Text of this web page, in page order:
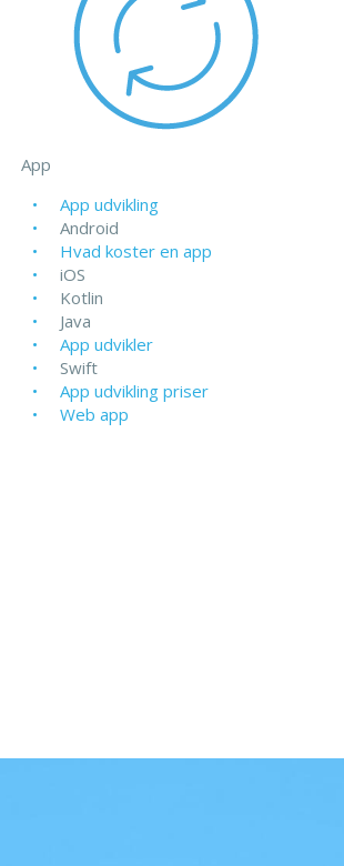
App
App udvikling
Android
Hvad koster en app
iOS
Kotlin
Java
App udvikler
Swift
App udvikling priser
Web app